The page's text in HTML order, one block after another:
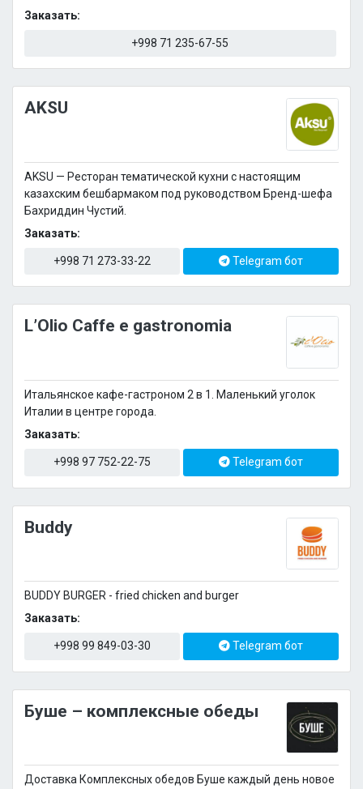
Заказать:
+998 71 235-67-55
AKSU
AKSU — Ресторан тематической кухни с настоящим
казахским бешбармаком под руководством Бренд-шефа
Бахриддин Чустий.
Заказать:
+998 71 273-33-22 Telegram бот
L’Olio Caffe e gastronomia
Итальянское кафе-гастроном 2 в 1. Маленький уголок
Италии в центре города.
Заказать:
+998 97 752-22-75 Telegram бот
Buddy
BUDDY BURGER - fried chicken and burger
Заказать:
+998 99 849-03-30 Telegram бот
Буше – комплексные обеды
Доставка Комплексных обедов Буше каждый день новое